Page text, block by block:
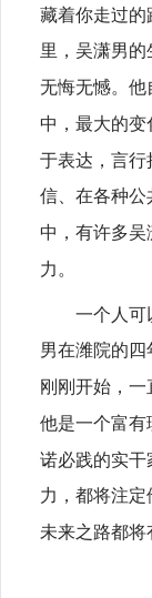
藏着你走过的
里，吴潇男的
无悔无憾。他
中，最大的变
于表达，言行
信、在各种公
中，有许多吴
力。
一个人可
男在潍院的
刚刚开始，一
他是一个富有
诺必践的实干
力，都将注
未来之路都将